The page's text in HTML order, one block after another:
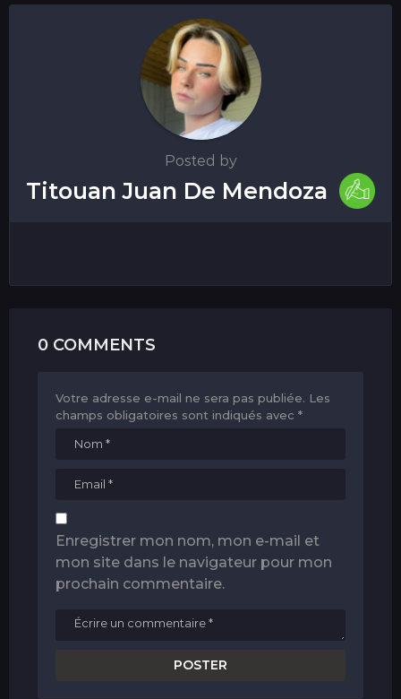
Posted by
Titouan Juan De Mendoza
0 COMMENTS
Votre adresse e-mail ne sera pas publiée. Les
champs obligatoires sont indiqués avec *
Enregistrer mon nom, mon e-mail et
mon site dans le navigateur pour mon
prochain commentaire.